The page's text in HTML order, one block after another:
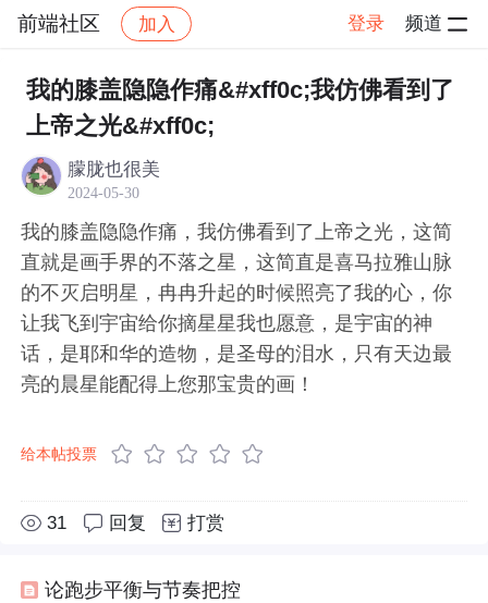
前端社区 加入 登录 频道
社区 前端社区 感慨 帖子详情
我的膝盖隐隐作痛&#xff0c;我仿佛看到了
上帝之光&#xff0c;
朦胧也很美
2024-05-30
我的膝盖隐隐作痛，我仿佛看到了上帝之光，这简
直就是画手界的不落之星，这简直是喜马拉雅山脉
的不灭启明星，冉冉升起的时候照亮了我的心，你
让我飞到宇宙给你摘星星我也愿意，是宇宙的神
话，是耶和华的造物，是圣母的泪水，只有天边最
亮的晨星能配得上您那宝贵的画！
给本帖投票
31 回复 打赏
论跑步平衡与节奏把控